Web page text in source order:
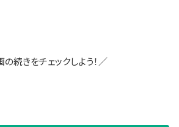
続きをチェックしよう！／